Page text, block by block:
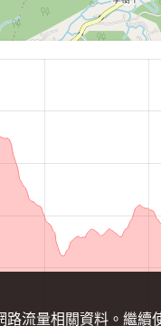
流量相關資料。繼